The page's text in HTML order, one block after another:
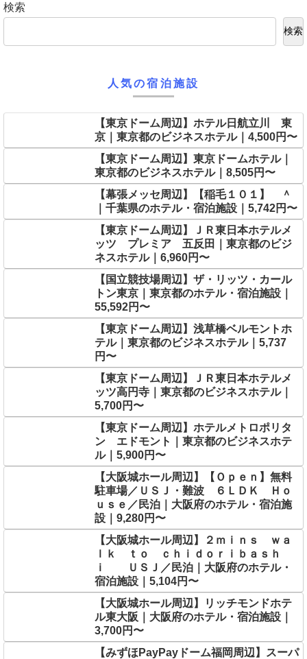
検索
検索
人気の宿泊施設
【東京ドーム周辺】ホテル日航立川 東
京｜東京都のビジネスホテル｜4,500円〜
【東京ドーム周辺】東京ドームホテル｜
東京都のビジネスホテル｜8,505円〜
【幕張メッセ周辺】【稲毛１０１】 ＾
｜千葉県のホテル・宿泊施設｜5,742円〜
【東京ドーム周辺】ＪＲ東日本ホテルメ
ッツ プレミア 五反田｜東京都のビジ
ネスホテル｜6,960円〜
【国立競技場周辺】ザ・リッツ・カール
トン東京｜東京都のホテル・宿泊施設｜
55,592円〜
【東京ドーム周辺】浅草橋ベルモントホ
テル｜東京都のビジネスホテル｜5,737
円〜
【東京ドーム周辺】ＪＲ東日本ホテルメ
ッツ高円寺｜東京都のビジネスホテル｜
5,700円〜
【東京ドーム周辺】ホテルメトロポリタ
ン エドモント｜東京都のビジネスホテ
ル｜5,900円〜
【大阪城ホール周辺】【Ｏｐｅｎ】無料
駐車場／ＵＳＪ・難波 ６ＬＤＫ Ｈｏ
ｕｓｅ／民泊｜大阪府のホテル・宿泊施
設｜9,280円〜
【大阪城ホール周辺】２ｍｉｎｓ ｗａ
ｌｋ ｔｏ ｃｈｉｄｏｒｉｂａｓｈ
ｉ ＵＳＪ／民泊｜大阪府のホテル・
宿泊施設｜5,104円〜
【大阪城ホール周辺】リッチモンドホテ
ル東大阪｜大阪府のホテル・宿泊施設｜
3,700円〜
【みずほPayPayドーム福岡周辺】スーパ